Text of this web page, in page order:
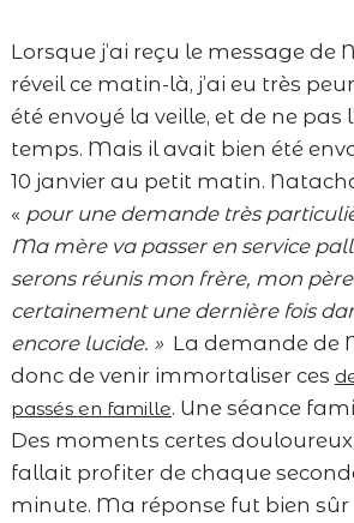
Lorsque j’ai reçu le message de
réveil ce matin-là, j’ai eu très
été envoyé la veille, et de ne pas
temps. Mais il avait bien été
10 janvier au petit matin.
« pour une demande très
Ma mère va passer en service
serons réunis mon frère, mon
certainement une dernière fois
encore lucide. » La demande de
donc de venir immortaliser ces
passés en famille. Une séance
Des moments certes
fallait profiter de chaque
minute. Ma réponse fut bien sûr